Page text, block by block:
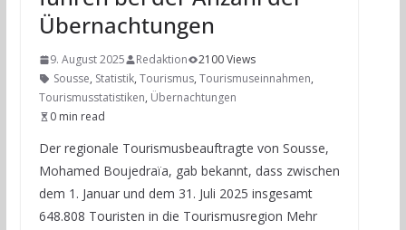
Übernachtungen
9. August 2025 Redaktion
2100 Views
Sousse, Statistik, Tourismus, Tourismuseinnahmen,
Tourismusstatistiken, Übernachtungen
0 min read
Der regionale Tourismusbeauftragte von Sousse,
Mohamed Boujedraïa, gab bekannt, dass zwischen
dem 1. Januar und dem 31. Juli 2025 insgesamt
648.808 Touristen in die Tourismusregion Mehr